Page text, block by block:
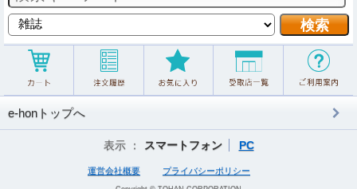
e-honトップへ
表示 ： スマートフォン PC
運営会社概要 プライバシーポリシー